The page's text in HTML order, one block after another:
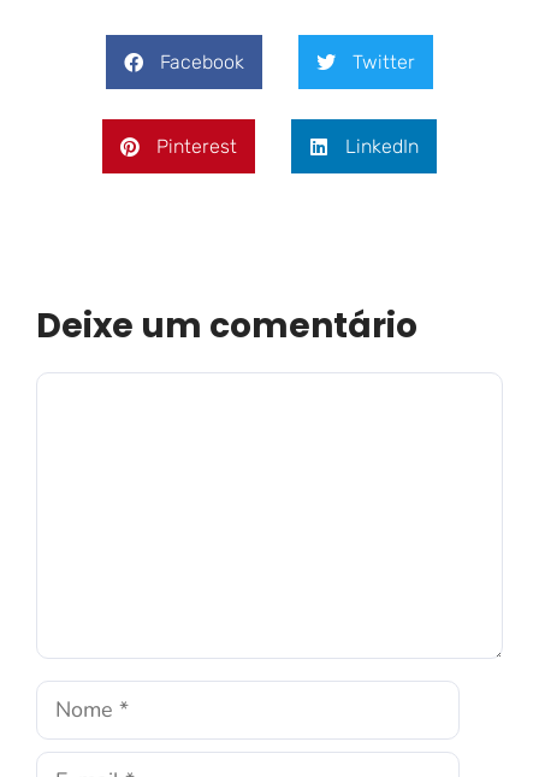
Facebook Twitter
Pinterest LinkedIn
Deixe um comentário